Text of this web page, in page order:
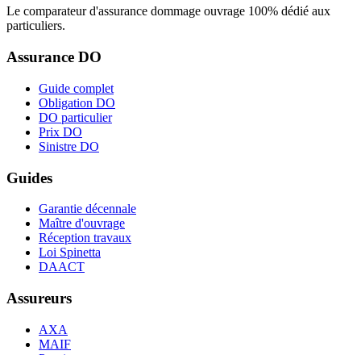
Le comparateur d'assurance dommage ouvrage 100% dédié aux
particuliers.
Assurance DO
Guide complet
Obligation DO
DO particulier
Prix DO
Sinistre DO
Guides
Garantie décennale
Maître d'ouvrage
Réception travaux
Loi Spinetta
DAACT
Assureurs
AXA
MAIF